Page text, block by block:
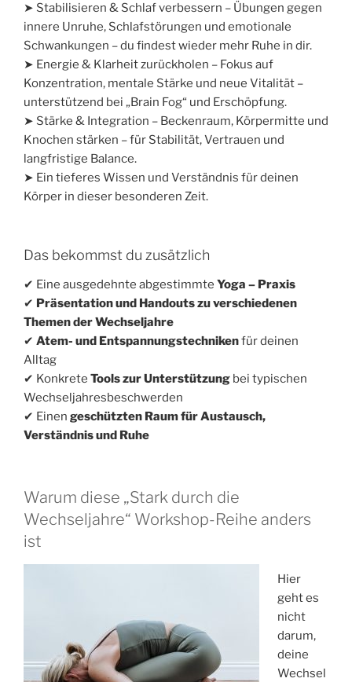
➤ Stabilisieren & Schlaf verbessern – Übungen gegen
innere Unruhe, Schlafstörungen und emotionale
Schwankungen – du findest wieder mehr Ruhe in dir.
➤ Energie & Klarheit zurückholen – Fokus auf
Konzentration, mentale Stärke und neue Vitalität –
unterstützend bei „Brain Fog“ und Erschöpfung.
➤ Stärke & Integration – Beckenraum, Körpermitte und
Knochen stärken – für Stabilität, Vertrauen und
langfristige Balance.
➤ Ein tieferes Wissen und Verständnis für deinen
Körper in dieser besonderen Zeit.
Das bekommst du zusätzlich
✔ Eine ausgedehnte abgestimmte Yoga – Praxis
✔ Präsentation und Handouts zu verschiedenen
Themen der Wechseljahre
✔ Atem- und Entspannungstechnikenfür deinen
Alltag
✔ Konkrete Tools zur Unterstützung bei typischen
Wechseljahresbeschwerden
✔ Einen geschützten Raum für Austausch,
Verständnis und Ruhe
Warum diese „Stark durch die
Wechseljahre“ Workshop-Reihe anders
ist
Hier
geht es
nicht
darum,
deine
Wechsel